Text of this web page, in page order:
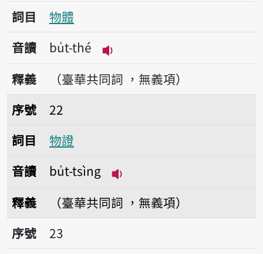
詞目
物體
音讀
bu̍t-thé
播放音讀bu̍t-thé
釋義
（臺華共同詞 ，無義項）
序號22物證
序號
22
詞目
物證
音讀
bu̍t-tsìng
釋義
（臺華共同詞 ，無義項）
序號23物種
序號
23